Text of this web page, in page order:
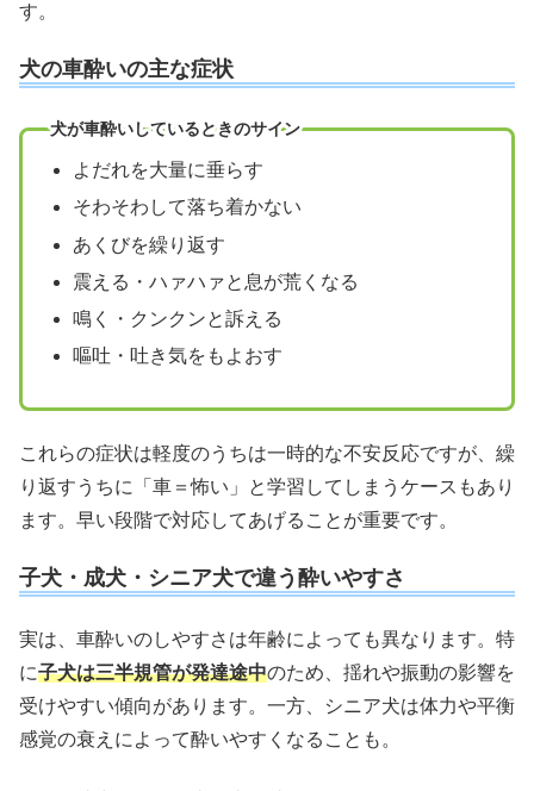
す。
犬の車酔いの主な症状
犬が車酔いしているときのサイン
よだれを大量に垂らす
そわそわして落ち着かない
あくびを繰り返す
震える・ハァハァと息が荒くなる
鳴く・クンクンと訴える
嘔吐・吐き気をもよおす
これらの症状は軽度のうちは一時的な不安反応ですが、繰
り返すうちに「車＝怖い」と学習してしまうケースもあり
ます。早い段階で対応してあげることが重要です。
子犬・成犬・シニア犬で違う酔いやすさ
実は、車酔いのしやすさは年齢によっても異なります。特
に子犬は三半規管が発達途中のため、揺れや振動の影響を
受けやすい傾向があります。一方、シニア犬は体力や平衡
感覚の衰えによって酔いやすくなることも。